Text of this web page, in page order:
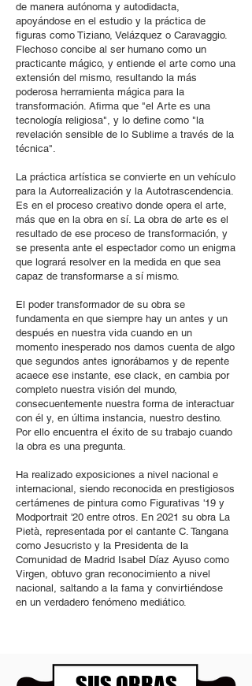
de manera autónoma y autodidacta,
apoyándose en el estudio y la práctica de
figuras como Tiziano, Velázquez o Caravaggio.
Flechoso concibe al ser humano como un
practicante mágico, y entiende el arte como una
extensión del mismo, resultando la más
poderosa herramienta mágica para la
transformación. Afirma que "el Arte es una
tecnología religiosa", y lo define como "la
revelación sensible de lo Sublime a través de la
técnica".
La práctica artística se convierte en un vehículo
para la Autorrealización y la Autotrascendencia.
Es en el proceso creativo donde opera el arte,
más que en la obra en sí. La obra de arte es el
resultado de ese proceso de transformación, y
se presenta ante el espectador como un enigma
que logrará resolver en la medida en que sea
capaz de transformarse a sí mismo.
El poder transformador de su obra se
fundamenta en que siempre hay un antes y un
después en nuestra vida cuando en un
momento inesperado nos damos cuenta de algo
que segundos antes ignorábamos y de repente
acaece ese instante, ese clack, en cambia por
completo nuestra visión del mundo,
consecuentemente nuestra forma de interactuar
con él y, en última instancia, nuestro destino.
Por ello encuentra el éxito de su trabajo cuando
la obra es una pregunta.
Ha realizado exposiciones a nivel nacional e
internacional, siendo reconocida en prestigiosos
certámenes de pintura como Figurativas '19 y
Modportrait '20 entre otros. En 2021 su obra La
Pietà, representada por el cantante C. Tangana
como Jesucristo y la Presidenta de la
Comunidad de Madrid Isabel Díaz Ayuso como
Virgen, obtuvo gran reconocimiento a nivel
nacional, saltando a la fama y convirtiéndose
en un verdadero fenómeno mediático.